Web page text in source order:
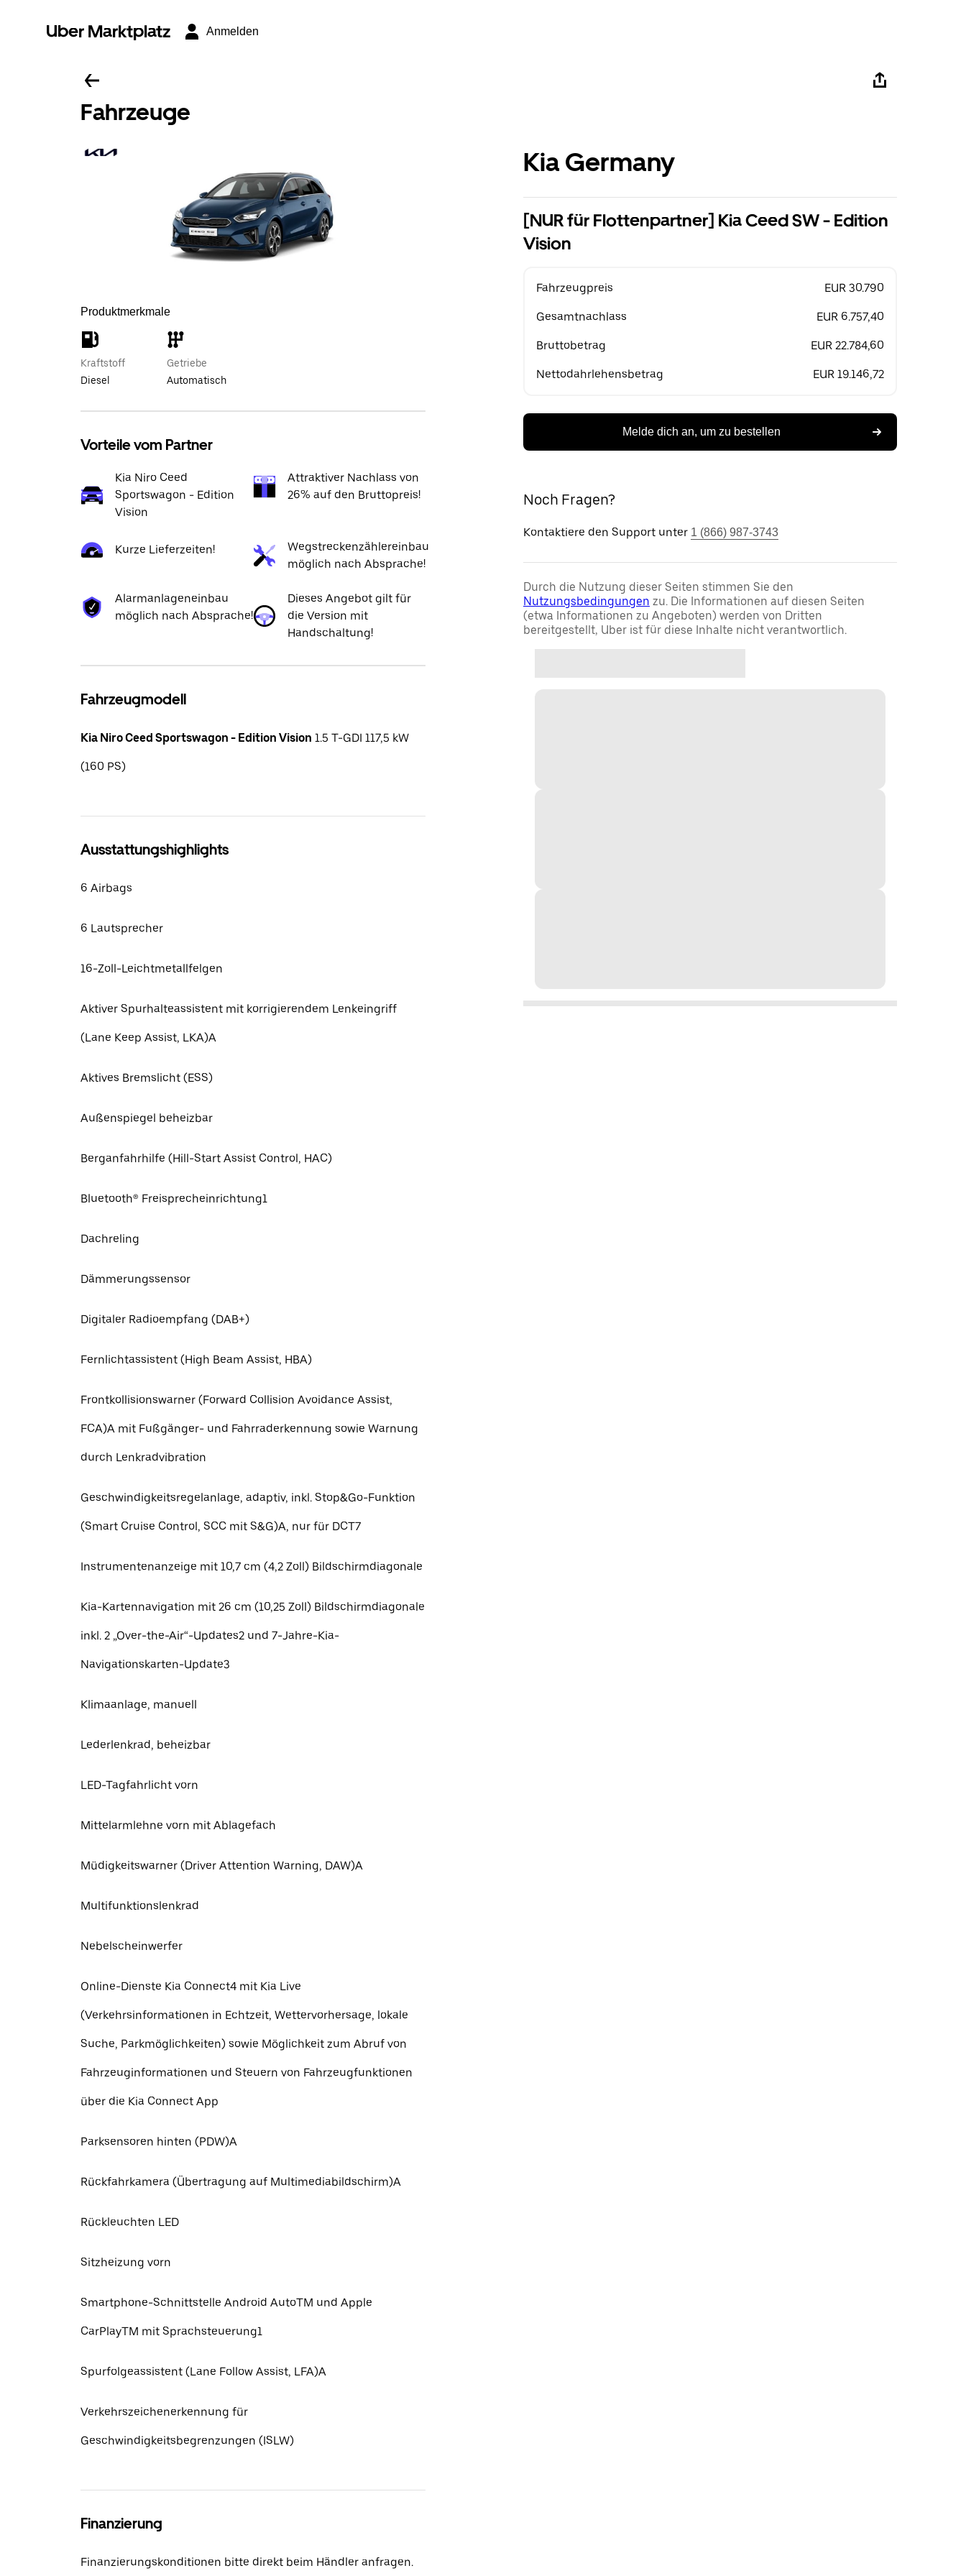
Uber Marktplatz Anmelden
Fahrzeuge
Produktmerkmale
Kraftstoff
Diesel
Getriebe
Automatisch
Vorteile vom Partner
Kia Niro Ceed
Sportswagon - Edition
Vision
Attraktiver Nachlass von
26% auf den Bruttopreis!
Kurze Lieferzeiten!
Wegstreckenzählereinbau
möglich nach Absprache!
Alarmanlageneinbau
möglich nach Absprache!
Dieses Angebot gilt für
die Version mit
Handschaltung!
Fahrzeugmodell
Kia Niro Ceed Sportswagon - Edition Vision 1.5 T-GDI 117,5 kW
(160 PS)
Ausstattungshighlights
6 Airbags
6 Lautsprecher
16-Zoll-Leichtmetallfelgen
Aktiver Spurhalteassistent mit korrigierendem Lenkeingriff
(Lane Keep Assist, LKA)A
Aktives Bremslicht (ESS)
Außenspiegel beheizbar
Berganfahrhilfe (Hill-Start Assist Control, HAC)
Bluetooth® Freisprecheinrichtung1
Dachreling
Dämmerungssensor
Digitaler Radioempfang (DAB+)
Fernlichtassistent (High Beam Assist, HBA)
Frontkollisionswarner (Forward Collision Avoidance Assist,
FCA)A mit Fußgänger- und Fahrraderkennung sowie Warnung
durch Lenkradvibration
Geschwindigkeitsregelanlage, adaptiv, inkl. Stop&Go-Funktion
(Smart Cruise Control, SCC mit S&G)A, nur für DCT7
Instrumentenanzeige mit 10,7 cm (4,2 Zoll) Bildschirmdiagonale
Kia-Kartennavigation mit 26 cm (10,25 Zoll) Bildschirmdiagonale
inkl. 2 „Over-the-Air“-Updates2 und 7-Jahre-Kia-
Navigationskarten-Update3
Klimaanlage, manuell
Lederlenkrad, beheizbar
LED-Tagfahrlicht vorn
Mittelarmlehne vorn mit Ablagefach
Müdigkeitswarner (Driver Attention Warning, DAW)A
Multifunktionslenkrad
Nebelscheinwerfer
Online-Dienste Kia Connect4 mit Kia Live
(Verkehrsinformationen in Echtzeit, Wettervorhersage, lokale
Suche, Parkmöglichkeiten) sowie Möglichkeit zum Abruf von
Fahrzeuginformationen und Steuern von Fahrzeugfunktionen
über die Kia Connect App
Parksensoren hinten (PDW)A
Rückfahrkamera (Übertragung auf Multimediabildschirm)A
Rückleuchten LED
Sitzheizung vorn
Smartphone-Schnittstelle Android AutoTM und Apple
CarPlayTM mit Sprachsteuerung1
Spurfolgeassistent (Lane Follow Assist, LFA)A
Verkehrszeichenerkennung für
Geschwindigkeitsbegrenzungen (ISLW)
Finanzierung
Finanzierungskonditionen bitte direkt beim Händler anfragen.
Kia Germany
[NUR für Flottenpartner] Kia Ceed SW - Edition
Vision
Fahrzeugpreis EUR 30.790
Gesamtnachlass EUR 6.757,40
Bruttobetrag EUR 22.784,60
Nettodahrlehensbetrag EUR 19.146,72
Melde dich an, um zu bestellen
Noch Fragen?
Kontaktiere den Support unter 1 (866) 987-3743
Durch die Nutzung dieser Seiten stimmen Sie den
Nutzungsbedingungen zu. Die Informationen auf diesen Seiten
(etwa Informationen zu Angeboten) werden von Dritten
bereitgestellt, Uber ist für diese Inhalte nicht verantwortlich.